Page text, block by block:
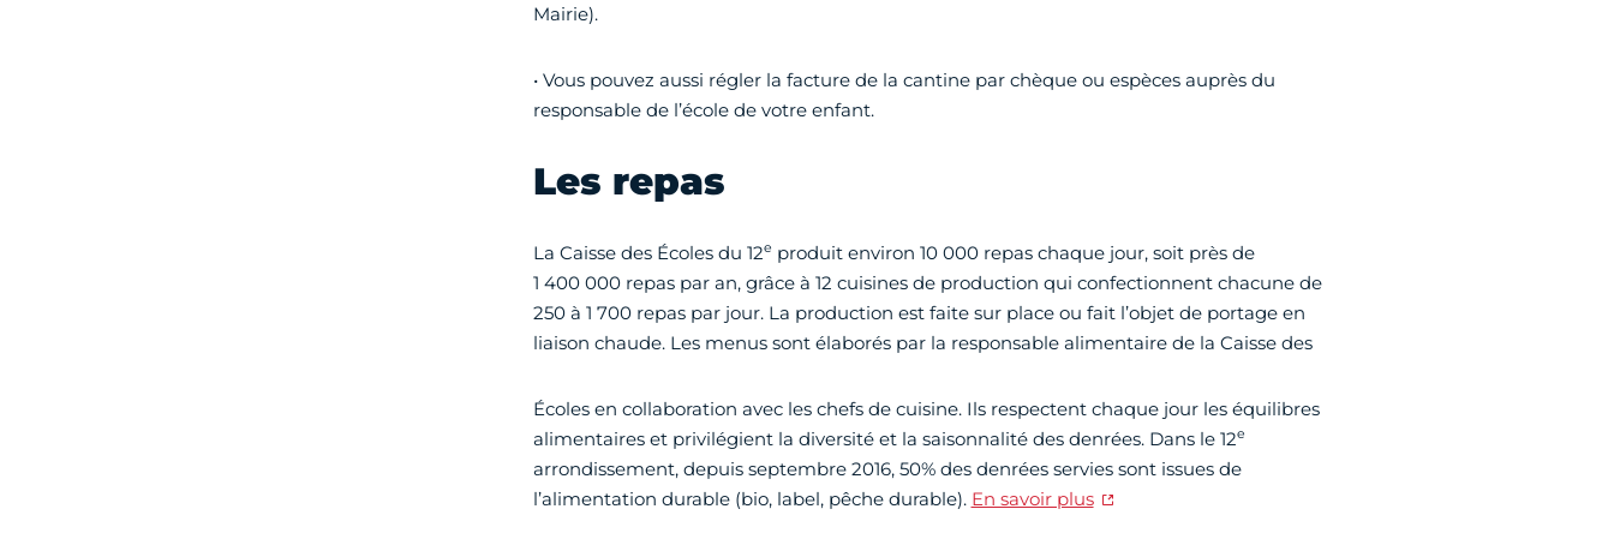
Mairie).
• Vous pouvez aussi régler la facture de la cantine par chèque ou espèces auprès du
responsable de l’école de votre enfant.
Les repas
La Caisse des Écoles du 12e produit environ 10 000 repas chaque jour, soit près de
1 400 000 repas par an, grâce à 12 cuisines de production qui confectionnent chacune de
250 à 1 700 repas par jour. La production est faite sur place ou fait l’objet de portage en
liaison chaude. Les menus sont élaborés par la responsable alimentaire de la Caisse des
Écoles en collaboration avec les chefs de cuisine. Ils respectent chaque jour les équilibres
alimentaires et privilégient la diversité et la saisonnalité des denrées. Dans le 12e
arrondissement, depuis septembre 2016, 50% des denrées servies sont issues de
l’alimentation durable (bio, label, pêche durable). En savoir plus